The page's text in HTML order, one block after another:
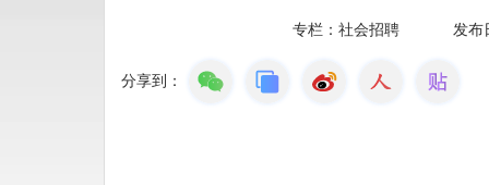
专栏： 社会招聘 发布
分享到：